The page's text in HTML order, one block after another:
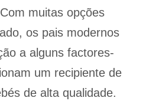
muitas opções
os pais modernos
a alguns factores-
um recipiente de
de alta qualidade.